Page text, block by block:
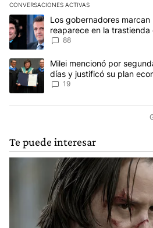
CONVERSACIONES ACTIVAS
Este listado muestra los artículos
Un artículo de tendencia con el título
Los gobernadores marcan
reaparece en la
88
Un artículo de tendencia con el título
Milei mencionó por
días y justificó su plan
escenario posible”
19